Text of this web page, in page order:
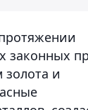
законных
и